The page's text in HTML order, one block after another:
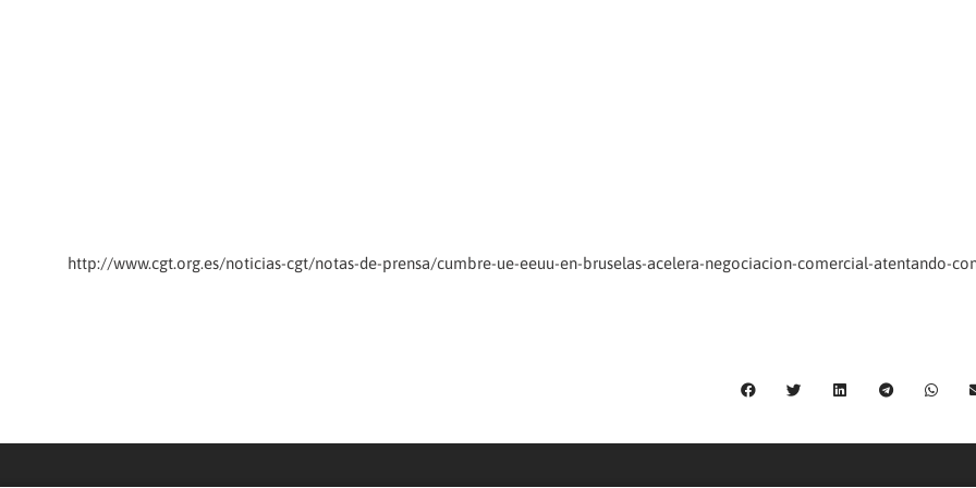
http://www.cgt.org.es/noticias-cgt/notas-de-prensa/cumbre-ue-eeuu-en-bruselas-acelera-negociacion-comercial-atentando-